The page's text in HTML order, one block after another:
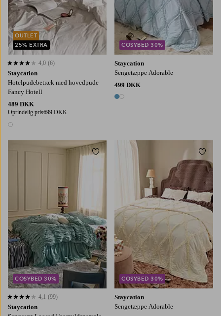
Staycation
Hotelpudebetræk med hovedpude
Fancy Hotell
489 DKK
Oprindelig pris699 DKK
1 farve
4,0 baseret på 6 bedømmelser
4,0 (6)
OUTLET
25% EXTRA
Staycation
Sengetæppe Adorable
499 DKK
2 farver
COSYBED 30%
Staycation
4,1 baseret på 99 bedømmelser
4,1 (99)
COSYBED 30%
Tilføj til favoritter
Staycation
Sengetæppe Adorable
COSYBED 30%
180X260 260X260